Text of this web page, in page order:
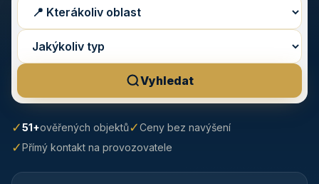
Vyhledat
✓51+ověřených objektů✓Ceny bez navýšení
✓Přímý kontakt na provozovatele